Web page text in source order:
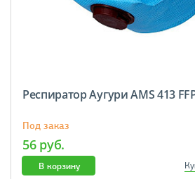
Респиратор Аугури AMS 413
Под заказ
56 руб.
В корзину